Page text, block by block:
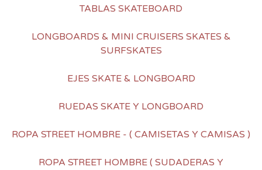
TABLAS SKATEBOARD
LONGBOARDS & MINI CRUISERS SKATES &
SURFSKATES
EJES SKATE & LONGBOARD
RUEDAS SKATE Y LONGBOARD
ROPA STREET HOMBRE - ( CAMISETAS Y CAMISAS )
ROPA STREET HOMBRE ( SUDADERAS Y